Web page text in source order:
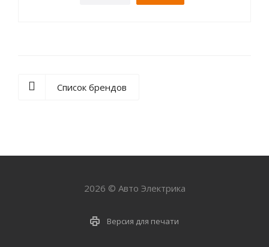
Список брендов
2026 © Авто Электрика
Версия для печати